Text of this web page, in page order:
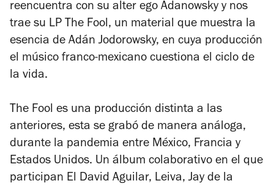
reencuentra con su alter ego Adanowsky y nos
trae su LP The Fool, un material que muestra la
esencia de Adán Jodorowsky, en cuya producción
el músico franco-mexicano cuestiona el ciclo de
la vida.
The Fool es una producción distinta a las
anteriores, esta se grabó de manera análoga,
durante la pandemia entre México, Francia y
Estados Unidos. Un álbum colaborativo en el que
participan El David Aguilar, Leiva, Jay de la